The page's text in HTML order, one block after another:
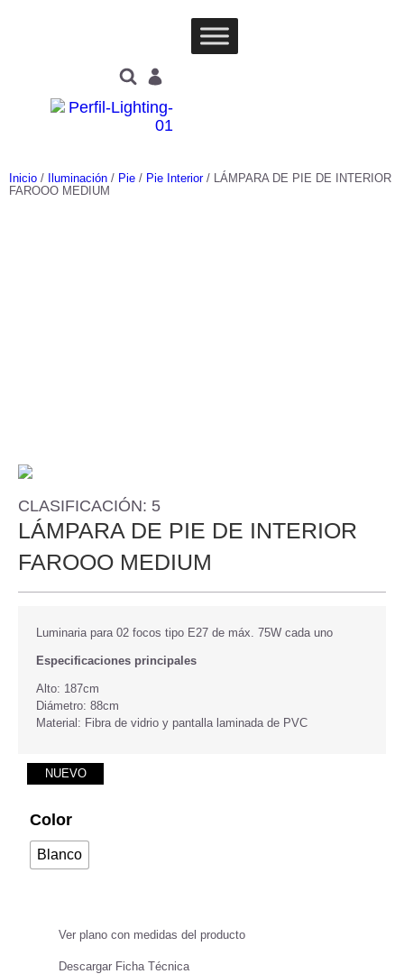
Inicio / Iluminación / Pie / Pie Interior/ LÁMPARA DE PIE DE INTERIOR
FAROOO MEDIUM
CLASIFICACIÓN: 5
LÁMPARA DE PIE DE INTERIOR
FAROOO MEDIUM
Luminaria para 02 focos tipo E27 de máx. 75W cada uno
Especificaciones principales
Alto: 187cm
Diámetro: 88cm
Material: Fibra de vidrio y pantalla laminada de PVC
NUEVO
Color
Blanco
Ver plano con medidas del producto
Descargar Ficha Técnica